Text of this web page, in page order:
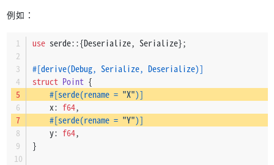
例如：
use serde::{Deserialize, Serialize};
#[derive(Debug, Serialize, Deserialize)]
struct Point {
#[serde(rename = "X")]
    x:
f64,
#[serde(rename = "Y")]
    y:
f64,
}